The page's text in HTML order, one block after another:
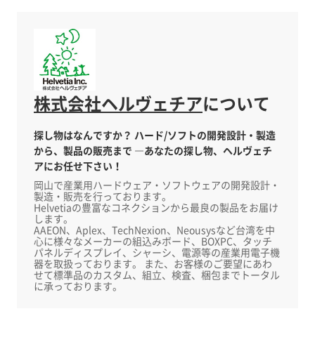
社ブースへお立ち寄りください。 ＜ご入場方法＞
人とくるまのテクノロジー展2021 ONLINE
https://aee.expo-info.jsae.or.jp/ja/online/
株式会社ヘルヴェチアについて
探し物はなんですか？ ハード/ソフトの開発設計・製造
から、製品の販売まで ―あなたの探し物、ヘルヴェチ
アにお任せ下さい！
岡山で産業用ハードウェア・ソフトウェアの開発設計・
製造・販売を行っております。
Helvetiaの豊富なコネクションから最良の製品をお届け
します。
AAEON、Aplex、TechNexion、Neousysなど台湾を中
心に様々なメーカーの組込みボード、BOXPC、タッチ
パネルディスプレイ、シャーシ、電源等の産業用電子機
器を取扱っております。 また、お客様のご要望にあわ
せて標準品のカスタム、組立、検査、梱包までトータル
に承っております。